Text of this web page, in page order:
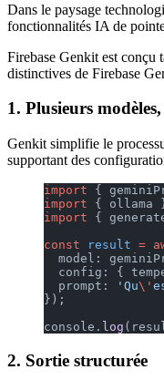
Dans le paysage
fonctionnalités IA de
Firebase Genkit est conçu
distinctives de Firebase
1. Plusieurs
Genkit simplifie le
supportant des
import {
import { ollama
import {
const result =
model:
config: {
  prompt:
'Qu\'
});
console. log
2. Sortie structurée